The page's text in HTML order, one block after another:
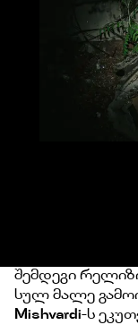
შემდეგი
სულ მალე
Mishvardi-ს